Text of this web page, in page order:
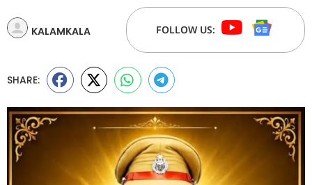
KALAMKALA FOLLOW US:
SHARE: